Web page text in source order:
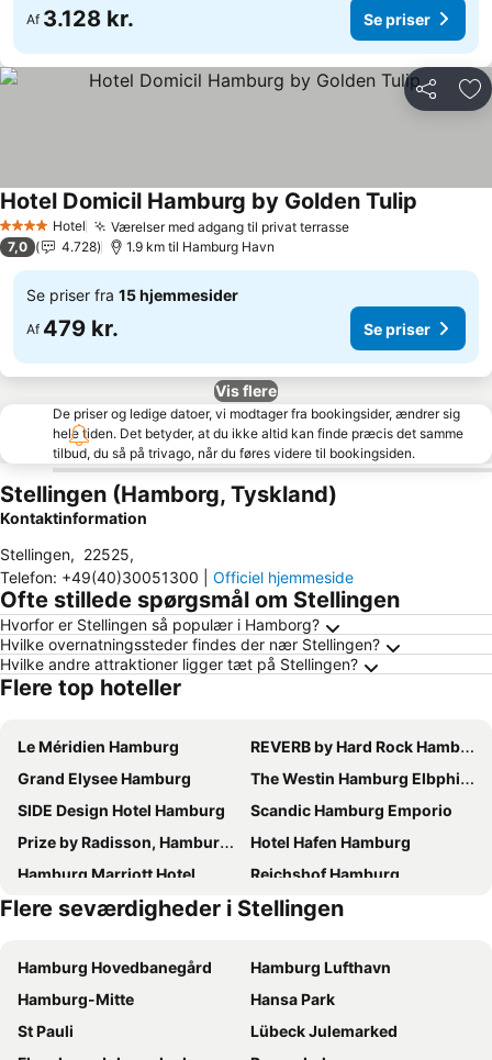
Af 3.128 kr. Se priser
Del
4 StjernerHotel Værelser med adgang til privat terrasseSe priser
Hotel Domicil Hamburg by Golden Tulip
7,0 4.728 1.9 km til Hamburg Havn
Se priser fra 15 hjemmesider
Af 479 kr. Se priser
Vis flere
De priser og ledige datoer, vi modtager fra bookingsider, ændrer sig
hele tiden. Det betyder, at du ikke altid kan finde præcis det samme
tilbud, du så på trivago, når du føres videre til bookingsiden.
Stellingen (Hamborg, Tyskland)
Kontaktinformation
Stellingen, 22525,
Telefon: +49(40)30051300 Officiel hjemmeside
Ofte stillede spørgsmål om Stellingen
Hvorfor er Stellingen så populær i Hamborg?
Hvilke overnatningssteder findes der nær Stellingen?
Hvilke andre attraktioner ligger tæt på Stellingen?
Flere top hoteller
Le Méridien Hamburg
REVERB by Hard Rock Hamburg
Grand Elysee Hamburg
The Westin Hamburg Elbphilharmonie
SIDE Design Hotel Hamburg
Scandic Hamburg Emporio
Prize by Radisson, Hamburg-City
Hotel Hafen Hamburg
Hamburg Marriott Hotel
Reichshof Hamburg
Premier Inn Hamburg City Zentrum
Innside by Meliá Hamburg Hafen
ibis Hamburg City
Novotel Hamburg City Alster
Holiday Inn Hamburg - Hafencity By Ihg
HYPERION Hotel Hamburg
Barceló Hamburg
Courtyard by Marriott Hamburg City
Flere seværdigheder i Stellingen
Hamburg Hovedbanegård
Hamburg Lufthavn
Hamburg-Mitte
Hansa Park
St Pauli
Lübeck Julemarked